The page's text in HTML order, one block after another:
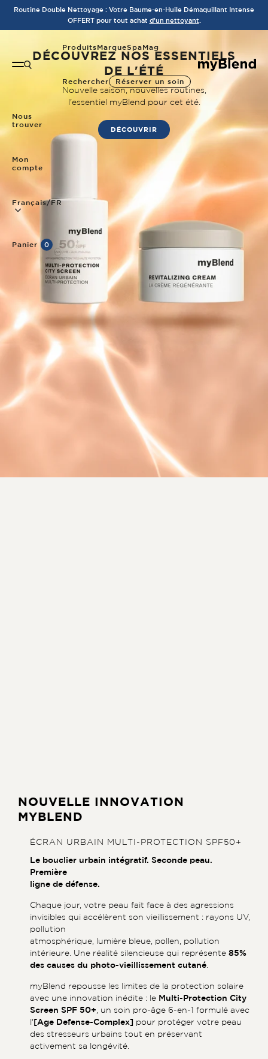
Aller directement au contenu
Routine Double Nettoyage : Votre Baume-en-Huile Démaquillant Intense
OFFERT pour tout achat d'un nettoyant
Ouvrir le menu
ProduitsMarqueSpaMag
Rechercher Réserver un soin
Nous
trouver
Mon
compte
Français/FR
Panier 0 0 produit
DÉCOUVREZ NOS ESSENTIELS
DE L'ÉTÉ
Nouvelle saison, nouvelles routines,
l'essentiel myBlend pour cet été.
DÉCOUVRIR
NOUVELLE INNOVATION
MYBLEND
ÉCRAN URBAIN MULTI-PROTECTION SPF50+
Le bouclier urbain intégratif. Seconde peau.
Première
ligne de défense.
Chaque jour, votre peau fait face à des agressions
invisibles qui accélèrent son vieillissement : rayons UV,
pollution
atmosphérique, lumière bleue, pollen, pollution
intérieure. Une réalité silencieuse qui représente 85%
des causes du photo-vieillissement cutané
myBlend repousse les limites de la protection solaire
avec une innovation inédite : le Multi-Protection City
Screen SPF 50+ , un soin pro-âge 6-en-1 formulé avec
l'[Age Defense-Complex] pour protéger votre peau
des stresseurs urbains tout en préservant
activement sa longévité.